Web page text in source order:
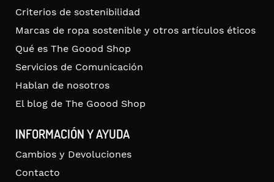
Criterios de sostenibilidad
Marcas de ropa sostenible y otros artículos éticos
Qué es The Goood Shop
Servicios de Comunicación
Hablan de nosotros
El blog de The Goood Shop
INFORMACIÓN Y AYUDA
Cambios y Devoluciones
Contacto